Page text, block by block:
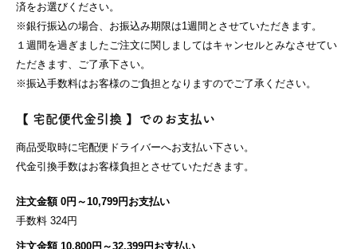
済をお選びください。
※銀行振込の場合、お振込み期限は1週間とさせていただきます。
１週間を過ぎましたご注文に関しましてはキャンセルとみなさせてい
ただきます、ご了承下さい。
※振込手数料はお客様のご負担となりますのでご了承ください。
【 宅配便代金引換 】でのお支払い
商品受取時に宅配便ドライバーへお支払い下さい。
代金引換手数はお客様負担とさせていただきます。
注文金額 0円～10,799円お支払い
手数料 324円
注文金額 10,800円～32,399円お支払い